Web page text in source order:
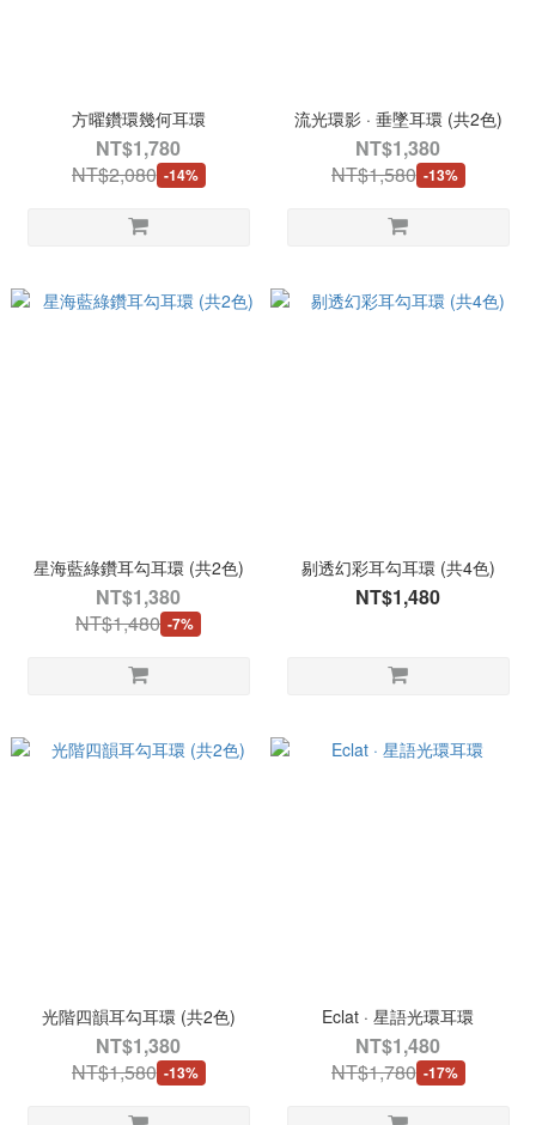
方曜鑽環幾何耳環
NT$1,780
NT$2,080 -14%
流光環影 · 垂墜耳環 (共2色)
NT$1,380
NT$1,580 -13%
星海藍綠鑽耳勾耳環 (共2色)
NT$1,380
NT$1,480 -7%
剔透幻彩耳勾耳環 (共4色)
NT$1,480
光階四韻耳勾耳環 (共2色)
NT$1,380
NT$1,580 -13%
Eclat · 星語光環耳環
NT$1,480
NT$1,780 -17%